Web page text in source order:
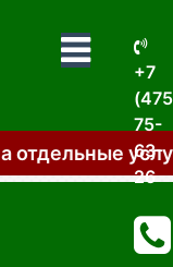
+7
75-
63-
26